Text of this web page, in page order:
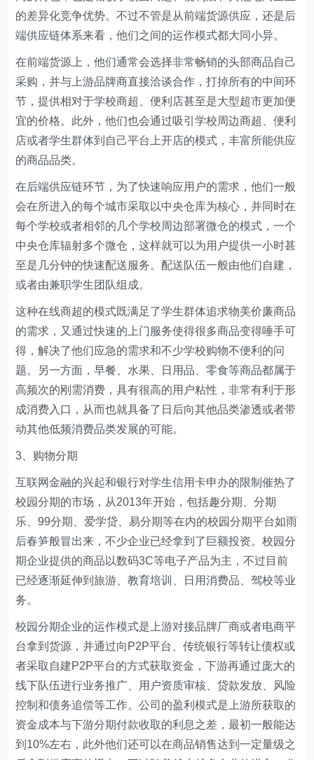
的差异化竞争优势。不过不管是从前端货源供应，还是后
端供应链体系来看，他们之间的运作模式都大同小异。
在前端货源上，他们通常会选择非常畅销的头部商品自己
采购，并与上游品牌商直接洽谈合作，打掉所有的中间环
节，提供相对于学校商超、便利店甚至是大型超市更加便
宜的价格。此外，他们也会通过吸引学校周边商超、便利
店或者学生群体到自己平台上开店的模式，丰富所能供应
的商品品类。
在后端供应链环节，为了快速响应用户的需求，他们一般
会在所进入的每个城市采取以中央仓库为核心，并同时在
每个学校或者相邻的几个学校周边部署微仓的模式，一个
中央仓库辐射多个微仓，这样就可以为用户提供一小时甚
至是几分钟的快速配送服务。配送队伍一般由他们自建，
或者由兼职学生团队组成。
这种在线商超的模式既满足了学生群体追求物美价廉商品
的需求，又通过快速的上门服务使得很多商品变得唾手可
得，解决了他们应急的需求和不少学校购物不便利的问
题。另一方面，早餐、水果、日用品、零食等商品都属于
高频次的刚需消费，具有很高的用户粘性，非常有利于形
成消费入口，从而也就具备了日后向其他品类渗透或者带
动其他低频消费品类发展的可能。
3、购物分期
互联网金融的兴起和银行对学生信用卡申办的限制催热了
校园分期的市场，从2013年开始，包括趣分期、分期
乐、99分期、爱学贷、易分期等在内的校园分期平台如雨
后春笋般冒出来，不少企业已经拿到了巨额投资。校园分
期企业提供的商品以数码3C等电子产品为主，不过目前
已经逐渐延伸到旅游、教育培训、日用消费品、驾校等业
务。
校园分期企业的运作模式是上游对接品牌厂商或者电商平
台拿到货源，并通过向P2P平台、传统银行等转让债权或
者采取自建P2P平台的方式获取资金，下游再通过庞大的
线下队伍进行业务推广、用户资质审核、贷款发放、风险
控制和债务追偿等工作。公司的盈利模式是上游所获取的
资金成本与下游分期付款收取的利息之差，最初一般能达
到10%左右，此外他们还可以在商品销售达到一定量级之